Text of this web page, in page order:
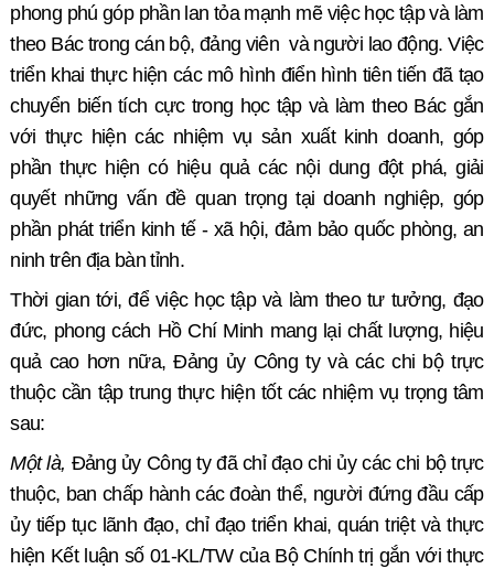
phong phú góp phần lan tỏa mạnh mẽ việc học tập và làm
theo Bác trong cán bộ, đảng viên và người lao động. Việc
triển khai thực hiện các mô hình điển hình tiên tiến đã tạo
chuyển biến tích cực trong học tập và làm theo Bác gắn
với thực hiện các nhiệm vụ sản xuất kinh doanh, góp
phần thực hiện có hiệu quả các nội dung đột phá, giải
quyết những vấn đề quan trọng tại doanh nghiệp, góp
phần phát triển kinh tế - xã hội, đảm bảo quốc phòng, an
ninh trên địa bàn tỉnh.
Thời gian tới, để việc học tập và làm theo tư tưởng, đạo
đức, phong cách Hồ Chí Minh mang lại chất lượng, hiệu
quả cao hơn nữa, Đảng ủy Công ty và các chi bộ trực
thuộc cần tập trung thực hiện tốt các nhiệm vụ trọng tâm
sau:
Một là, Đảng ủy Công ty đã chỉ đạo chi ủy các chi bộ trực
thuộc, ban chấp hành các đoàn thể, người đứng đầu cấp
ủy tiếp tục lãnh đạo, chỉ đạo triển khai, quán triệt và thực
hiện Kết luận số 01-KL/TW của Bộ Chính trị gắn với thực